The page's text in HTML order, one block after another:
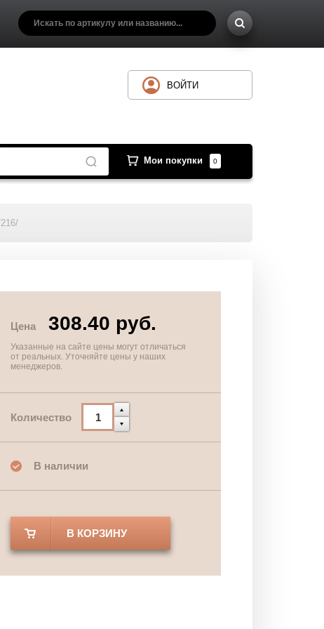
Мои покупки 0
ВОЙТИ
Цена 308.40 руб.
Указанные на сайте цены могут отличаться
от реальных. Уточняйте цены у наших
менеджеров.
Количество
В наличии
В КОРЗИНУ